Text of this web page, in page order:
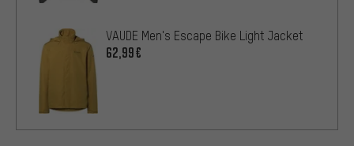
VAUDE Men's Escape Bike Light Jacket
62,99€